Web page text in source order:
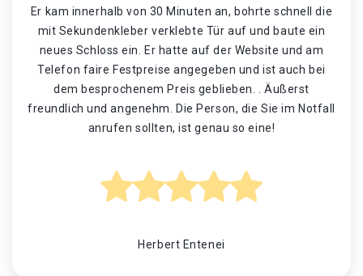
Er kam innerhalb von 30 Minuten an, bohrte schnell die
mit Sekundenkleber verklebte Tür auf und baute ein
neues Schloss ein. Er hatte auf der Website und am
Telefon faire Festpreise angegeben und ist auch bei
dem besprochenem Preis geblieben. . Äußerst
freundlich und angenehm. Die Person, die Sie im Notfall
anrufen sollten, ist genau so eine!
Herbert Entenei